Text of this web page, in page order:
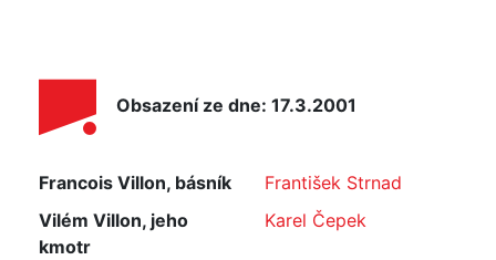
Obsazení ze dne: 17.3.2001
Francois Villon, básník
František Strnad
Vilém Villon, jeho
kmotr
Karel Čepek